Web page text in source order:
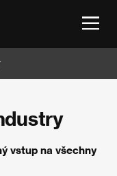
vstup na všechny